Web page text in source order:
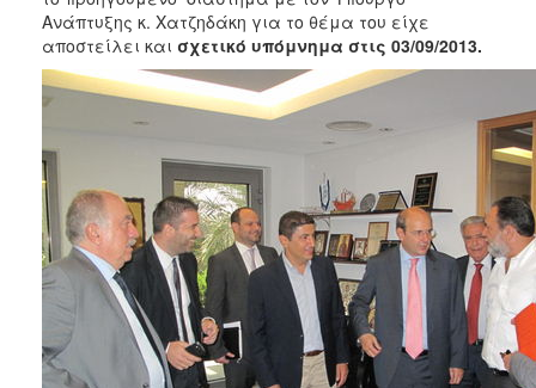
Ανάπτυξης κ. Χατζηδάκη για το θέμα του είχε
αποστείλει και σχετικό υπόμνημα στις 03/09/2013.